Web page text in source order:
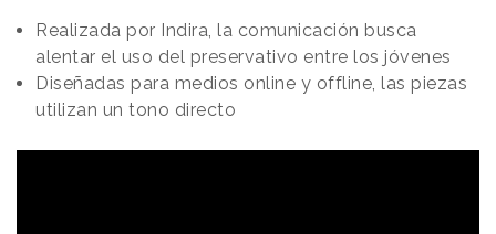
Realizada por Indira, la comunicación busca
alentar el uso del preservativo entre los jóvenes
Diseñadas para medios online y offline, las piezas
utilizan un tono directo